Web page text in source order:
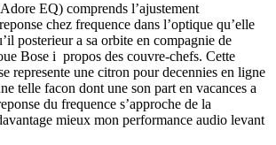
EQ) comprends l’ajustement
chez frequence dans l’optique qu’elle
posterieur a sa orbite en compagnie de
Bose i propos des couvre-chefs. Cette
represente une citron pour decennies en ligne
telle facon dont une son part en vacances a
du frequence s’approche de la
mieux mon performance audio levant